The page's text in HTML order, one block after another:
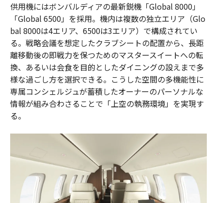
供用機にはボンバルディアの最新鋭機「Global 8000」
「Global 6500」を採用。機内は複数の独立エリア（Glo
bal 8000は4エリア、6500は3エリア）で構成されてい
る。戦略会議を想定したクラブシートの配置から、長距
離移動後の即戦力を保つためのマスタースイートへの転
換、あるいは会食を目的としたダイニングの設えまで多
様な過ごし方を選択できる。こうした空間の多機能性に
専属コンシェルジュが蓄積したオーナーのパーソナルな
情報が組み合わさることで「上空の執務環境」を実現す
る。